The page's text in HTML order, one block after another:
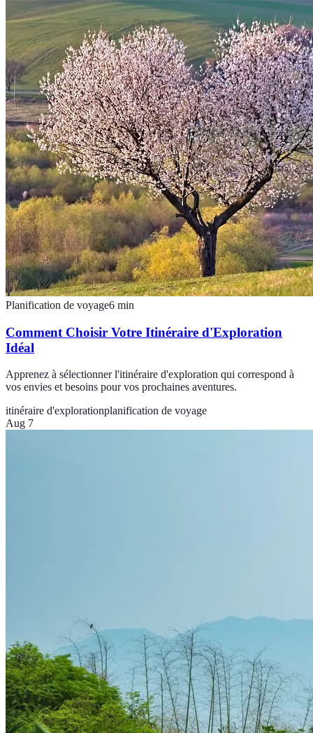
Planification de voyage6 min
Comment Choisir Votre Itinéraire d'Exploration
Idéal
Apprenez à sélectionner l'itinéraire d'exploration qui correspond à
vos envies et besoins pour vos prochaines aventures.
itinéraire d'explorationplanification de voyage
Aug 7